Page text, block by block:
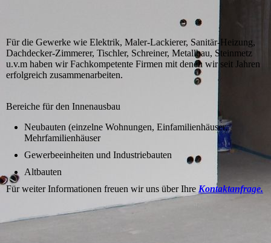
Für die Gewerke wie Elektrik, Maler-Lackierer, Sanitär-Heizung,
Dachdecker-Zimmerer, Tischler, Schreiner, Metallbau, Steinmetz
u.v.m haben wir Fachkompetente Firmen mit denen wir seit Jahren
erfolgreich zusammenarbeiten.
Bereiche für den Innenausbau
Neubauten (einzelne Wohnungen, Einfamilienhäuser,
Mehrfamilienhäuser
Gewerbeeinheiten und Industriebauten
Altbauten
Für weiter Informationen freuen wir uns über Ihre Kontaktanfrage.